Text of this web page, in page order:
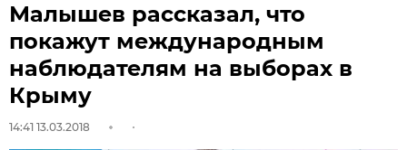
Малышев рассказал, что
покажут международным
наблюдателям на выборах в
Крыму
14:41 13.03.2018